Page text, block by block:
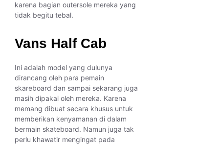
karena bagian outersole mereka yang
tidak begitu tebal.
Vans Half Cab
Ini adalah model yang dulunya
dirancang oleh para pemain
skareboard dan sampai sekarang juga
masih dipakai oleh mereka. Karena
memang dibuat secara khusus untuk
memberikan kenyamanan di dalam
bermain skateboard. Namun juga tak
perlu khawatir mengingat pada